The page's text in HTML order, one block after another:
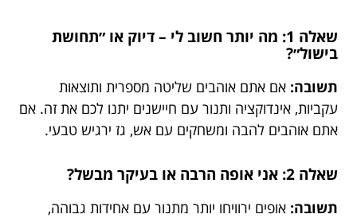
שאלה 1: מה יותר חשוב לי – דיוק או ״תחושת
בישול״?
תשובה: אם אתם אוהבים שליטה מספרית ותוצאות
עקביות, אינדוקציה ותנור עם חיישנים יתנו לכם את זה. אם
אתם אוהבים להבה ומשחקים עם אש, גז ירגיש טבעי.
שאלה 2: אני אופה הרבה או בעיקר מבשל?
תשובה: אופים ירוויחו יותר מתנור עם אחידות גבוהה,